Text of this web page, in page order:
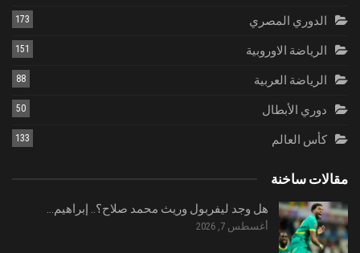
الدوري المصري 173
الرياضة الاوروبية 151
الرياضة العربية 88
دوري الأبطال 50
كأس العالم 133
مقالات ساخنة
هل وجد ليفربول وريث محمد صلاح؟.. إبراهيم…
أغسطس 7, 2026